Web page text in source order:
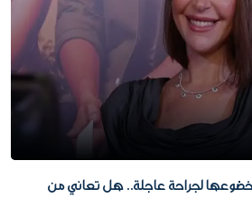
لجراحة عاجلة.. هل تعاني من